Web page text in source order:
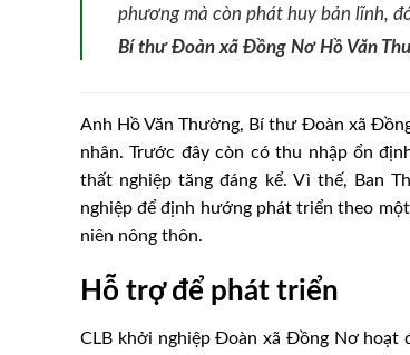
phương mà còn phát huy bản lĩnh,
Bí thư Đoàn xã Đồng Nơ Hồ Văn
Anh Hồ Văn Thường, Bí thư Đoàn xã
nhân. Trước đây còn có thu nhập ổn
thất nghiệp tăng đáng kể. Vì thế, Ban
nghiệp để định hướng phát triển theo
niên nông thôn.
Hỗ trợ để phát triển
CLB khởi nghiệp Đoàn xã Đồng Nơ hoạt